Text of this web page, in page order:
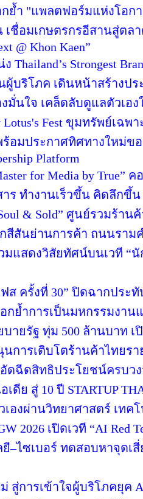
ย้ำ "แพลตฟอร์มแห่งโอก
เชื่อมเกษตรกรอีสานสู่ตล
@ Khon Kaen”
Strongest
ผู้บริโภค เดินหน้าสร้างป
มั่นใจ เคล็ดลับดูแลตัวเอง
Fest ขุมทรัพย์เฉ
ร้อมประกาศทิศทางใหม่ขอ
Platform
for Media by True”
ร ทำงานเร็วขึ้น คิดลึกขึ้
& Sold” ศูนย์รวมร้
สีสันย่านการค้า ถนนราม
แสดงวิสัยทัศน์บนเวที “
ส ครั้งที่ 30” ปิดฉากประ
กย้ำการเป็นมหกรรมงา
ายรัฐ ทุ่ม 500 ล้านบาท เ
ารเติบโตร้านค้าไทยรา
อัดฉีดสิทธิประโยชน์ครบว
เดีย สู่ 10 ปี STARTUP
องผ่านวิทยาศาสตร์ เทค
2026 เปิดเวที “AI Red
–ไซเบอร์ ทดสอบหาจุดเ
สู่การเข้าใจผู้บริโภคยุค